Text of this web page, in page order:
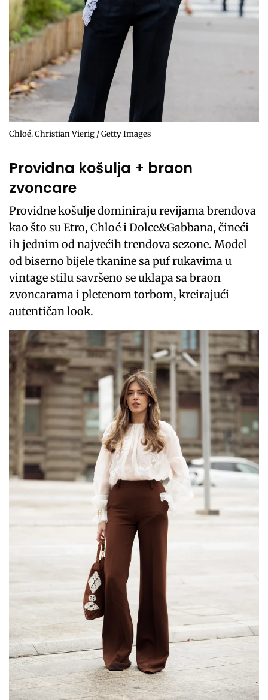
Chloé. Christian Vierig / Getty Images
Providna košulja + braon
zvoncare
Providne košulje dominiraju revijama brendova
kao što su Etro, Chloé i Dolce&Gabbana, čineći
ih jednim od najvećih trendova sezone. Model
od biserno bijele tkanine sa puf rukavima u
vintage stilu savršeno se uklapa sa braon
zvoncarama i pletenom torbom, kreirajući
autentičan look.